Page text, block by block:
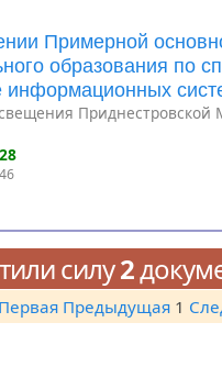
Примерной
образования по
информационных
Приднестровской
силу2
Первая Предыдущая 1